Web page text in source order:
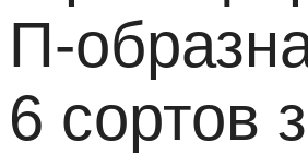
П-
6 сортов